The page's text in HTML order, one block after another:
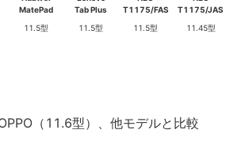
MatePad
11.5型
Tab Plus
11.5型
T1175/FAS
11.5型
T1175/JAS
11.45型
（11.6型）、他モデルと比較